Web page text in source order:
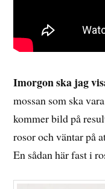
Imorgon ska jag
mossan som ska
kommer bild på
rosor och väntar på
En sådan här fast i